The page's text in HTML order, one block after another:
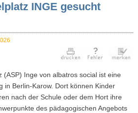
INGE gesucht
(ASP) Inge von albatros social ist eine
in Berlin-Karow. Dort können Kinder
nach der Schule oder dem Hort ihre
des pädagogischen Angebots